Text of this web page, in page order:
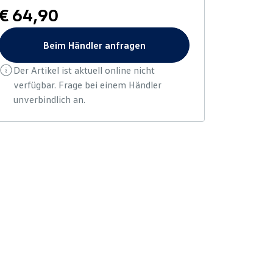
64,90
Beim Händler anfragen
Der Artikel ist aktuell online nicht
verfügbar. Frage bei einem Händler
unverbindlich an.